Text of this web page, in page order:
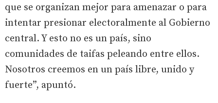
que se organizan mejor para amenazar o para
intentar presionar electoralmente al Gobierno
central. Y esto no es un país, sino
comunidades de taifas peleando entre ellos.
Nosotros creemos en un país libre, unido y
fuerte”, apuntó.